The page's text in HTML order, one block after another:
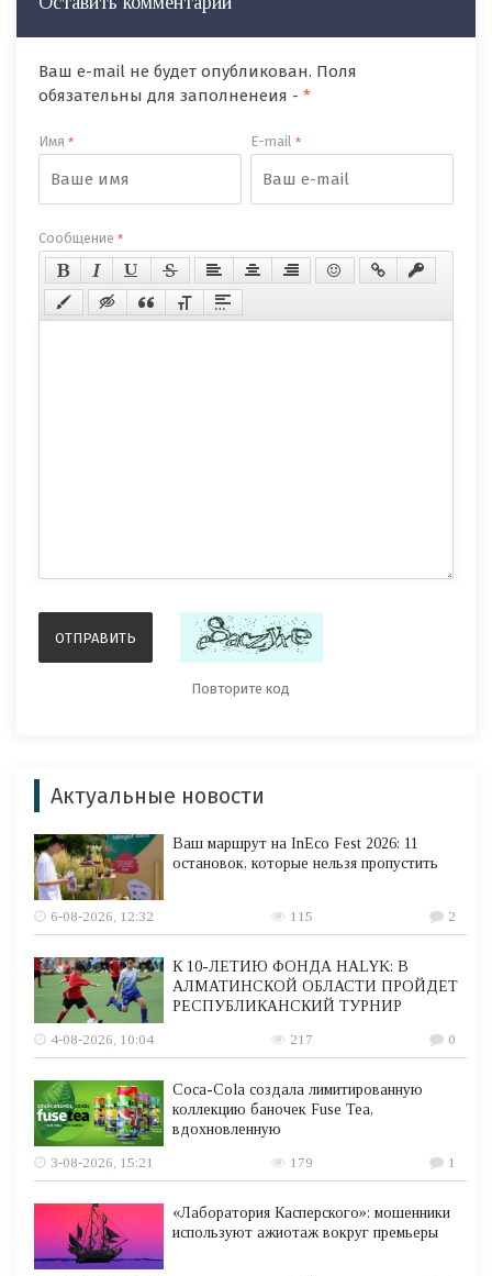
Ваш e-mail не будет опубликован. Поля
обязательны для заполненеия - *
Имя * E-mail*
Сообщение *
Актуальные новости
Ваш маршрут на InEco Fest 2026: 11
остановок, которые нельзя пропустить
6-08-2026, 12:32 115 2
К 10-ЛЕТИЮ ФОНДА HALYK: В
АЛМАТИНСКОЙ ОБЛАСТИ ПРОЙДЕТ
РЕСПУБЛИКАНСКИЙ ТУРНИР
4-08-2026, 10:04
217 0
Coca-Cola создала лимитированную
коллекцию баночек Fuse Tea,
вдохновленную
3-08-2026, 15:21
179 1
«Лаборатория Касперского»: мошенники
используют ажиотаж вокруг премьеры